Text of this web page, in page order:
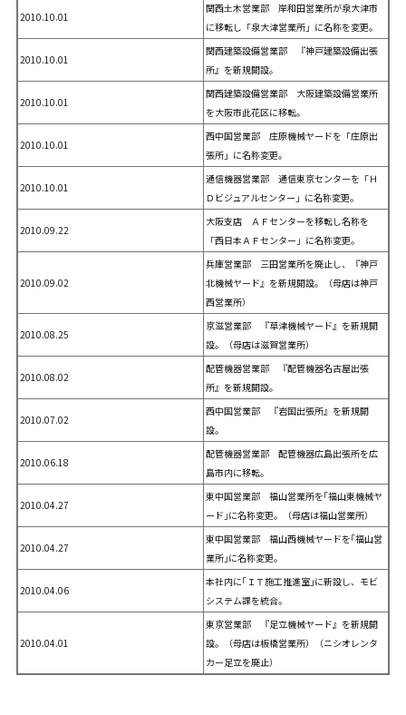
2010.10.01
関西土木営業部 岸和田営業所が泉大津市
に移転し「泉大津営業所」に名称を変更。
2010.10.01
関西建築設備営業部 『神戸建築設備出張
所』を新規開設。
2010.10.01
関西建築設備営業部 大阪建築設備営業所
を大阪市此花区に移転。
2010.10.01
西中国営業部 庄原機械ヤードを「庄原出
張所」に名称変更。
2010.10.01
通信機器営業部 通信東京センターを「Ｈ
Ｄビジュアルセンター」に名称変更。
2010.09.22
大阪支店 ＡＦセンターを移転し名称を
「西日本ＡＦセンター」に名称変更。
2010.09.02
兵庫営業部 三田営業所を廃止し、『神戸
北機械ヤード』を新規開設。（母店は神戸
西営業所）
2010.08.25
京滋営業部 『草津機械ヤード』を新規開
設。（母店は滋賀営業所）
2010.08.02
配管機器営業部 『配管機器名古屋出張
所』を新規開設。
2010.07.02
西中国営業部 『岩国出張所』を新規開
設。
2010.06.18
配管機器営業部 配管機器広島出張所を広
島市内に移転。
2010.04.27
東中国営業部 福山営業所を｢福山東機械ヤ
ード｣に名称変更。（母店は福山営業所）
2010.04.27
東中国営業部 福山西機械ヤードを｢福山営
業所｣に名称変更。
2010.04.06
本社内に｢ＩＴ施工推進室｣に新設し、モビ
システム課を統合。
2010.04.01
東京営業部 『足立機械ヤード』を新規開
設。（母店は板橋営業所）（ニシオレンタ
カー足立を廃止）